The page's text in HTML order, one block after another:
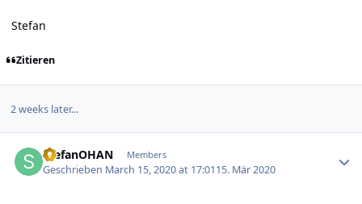
Stefan
Zitieren
2 weeks later...
StefanOHAN Members
Geschrieben March 15, 2020 at 17:0115. Mär 2020